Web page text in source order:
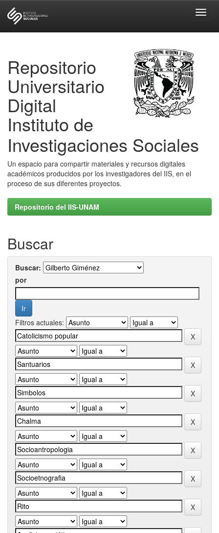
Repositorio
Universitario
Digital
Instituto de
Investigaciones Sociales
Un espacio para compartir materiales y recursos digitales
académicos producidos por los investigadores del IIS, en el
proceso de sus diferentes proyectos.
Repositorio del IIS-UNAM
Buscar
Buscar:
por
Filtros actuales: